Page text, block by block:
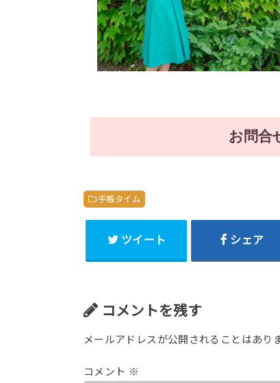
お問合
手帳タイム
ツイート シェア
コメントを残す
メールアドレスが公開されることはあり
コメント ※